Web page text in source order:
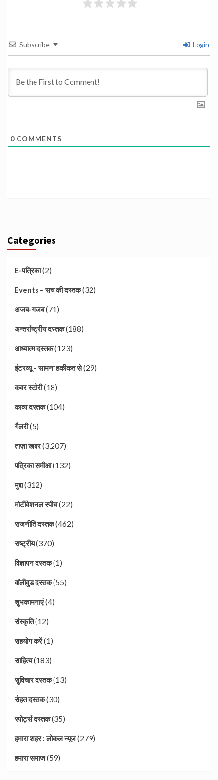
Subscribe Login
0 COMMENTS
Categories
E-पत्रिका(2)
Events – सच की दस्तक(32)
अजब-गजब(71)
अन्तर्राष्ट्रीय दस्तक(188)
आध्यात्म दस्तक(123)
इंटरव्यू – सामना हकीकत से(29)
कवर स्टोरी(18)
काव्य दस्तक(104)
गैलरी(5)
ताज़ा खबर(3,207)
पत्रिका समीक्षा(132)
मुद्दा(312)
मोटीवेशनल स्पीच(22)
राजनीति दस्तक(462)
राष्ट्रीय(370)
विज्ञापन दस्तक(1)
वॉलीवुड दस्तक(55)
शुभकामनाएं(4)
संस्कृति(12)
सहयोग करें(1)
साहित्य(183)
सुविचार दस्तक(13)
सेहत दस्तक(30)
स्पोर्ट्स दस्तक(35)
हमारा शहर : लोकल न्यूज(279)
हमारा समाज(59)